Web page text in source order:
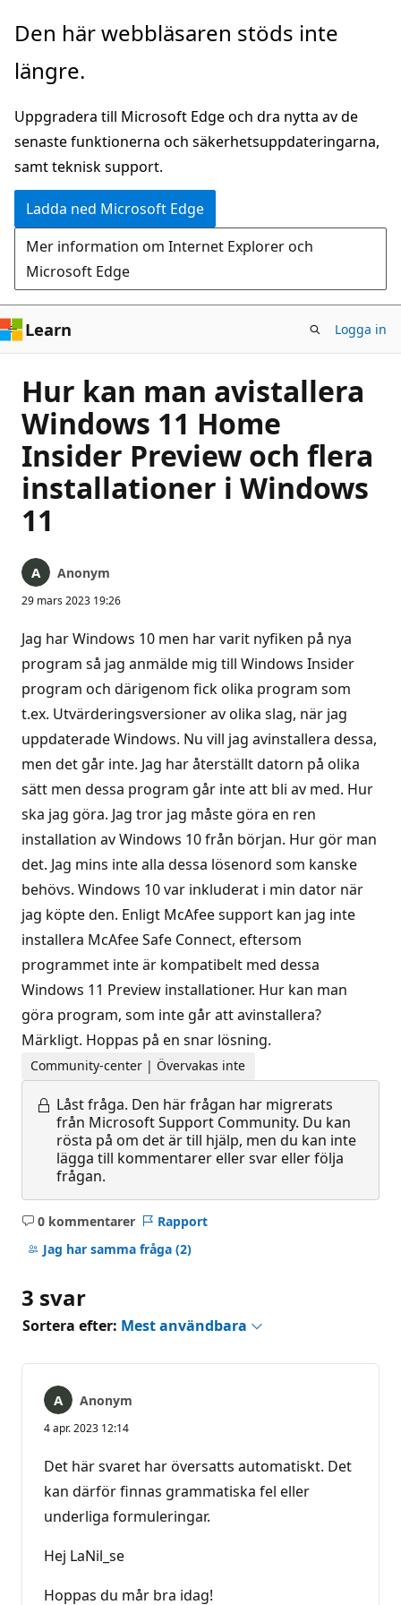
Hoppa
huvudinnehåll
Den här webbläsaren stöds inte
längre.
Uppgradera till Microsoft Edge och dra nytta av de
senaste funktionerna och säkerhetsuppdateringarna,
samt teknisk support.
Ladda ned Microsoft Edge
Mer information om Internet Explorer och
Microsoft Edge
Learn Logga in
Hur kan man avistallera
Windows 11 Home
Insider Preview och flera
installationer i Windows
11
Anonym
29 mars 2023 19:26
Jag har Windows 10 men har varit nyfiken på nya
program så jag anmälde mig till Windows Insider
program och därigenom fick olika program som
t.ex. Utvärderingsversioner av olika slag, när jag
uppdaterade Windows. Nu vill jag avinstallera dessa,
men det går inte. Jag har återställt datorn på olika
sätt men dessa program går inte att bli av med. Hur
ska jag göra. Jag tror jag måste göra en ren
installation av Windows 10 från början. Hur gör man
det. Jag mins inte alla dessa lösenord som kanske
behövs. Windows 10 var inkluderat i min dator när
jag köpte den. Enligt McAfee support kan jag inte
installera McAfee Safe Connect, eftersom
programmet inte är kompatibelt med dessa
Windows 11 Preview installationer. Hur kan man
göra program, som inte går att avinstallera?
Märkligt. Hoppas på en snar lösning.
Community-center | Övervakas inte
Låst fråga. Den här frågan har migrerats
från Microsoft Support Community. Du kan
rösta på om det är till hjälp, men du kan inte
lägga till kommentarer eller svar eller följa
frågan.
0 kommentarer
Inga
kommentarer
Rapport
Jag har samma fråga (2)
3 svar
Sortera efter: Mest användbara
Anonym
4 apr. 2023 12:14
Det här svaret har översatts automatiskt. Det
kan därför finnas grammatiska fel eller
underliga formuleringar.
Hej LaNil_se
Hoppas du mår bra idag!